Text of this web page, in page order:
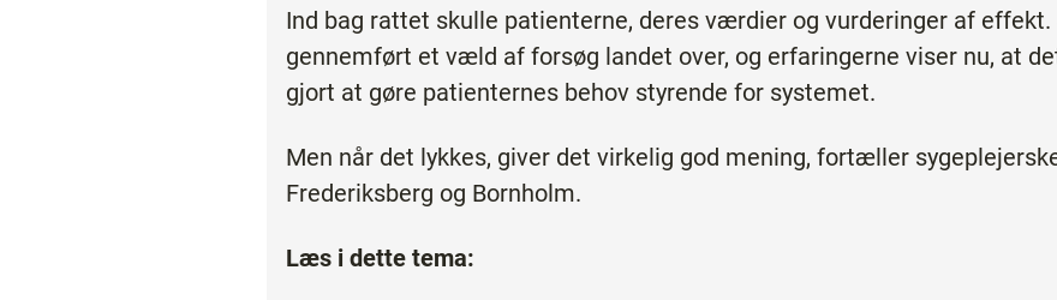
Ind bag rattet skulle patienterne, deres værdier og vurderinger af effekt.
gennemført et væld af forsøg landet over, og erfaringerne viser nu, at
gjort at gøre patienternes behov styrende for systemet.
Men når det lykkes, giver det virkelig god mening, fortæller
Frederiksberg og Bornholm.
Læs i dette tema: